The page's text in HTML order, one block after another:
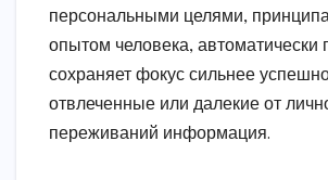
персональными целями,
опытом человека, автоматически
сохраняет фокус сильнее
отвлеченные или далекие от
переживаний информация.